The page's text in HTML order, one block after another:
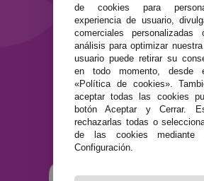
Términos y condiciones
Política de
Política de cookies
de cookies para
experiencia de usuario,
comerciales personalizadas
análisis para optimizar
usuario puede retirar su
en todo momento, desde
«Política de cookies».
aceptar todas las cookies
botón Aceptar y Cerrar.
rechazarlas todas o
de las cookies mediante
Configuración.